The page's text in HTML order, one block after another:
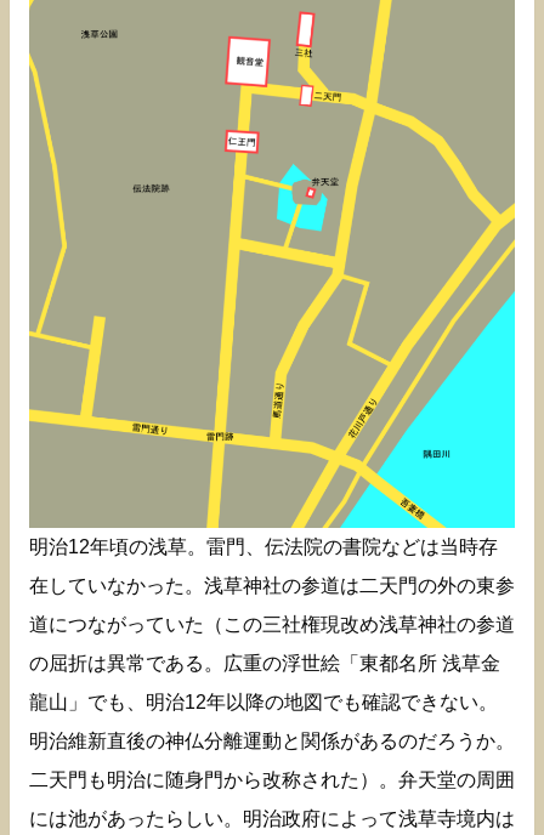
明治12年頃の浅草。雷門、伝法院の書院などは当時存
在していなかった。浅草神社の参道は二天門の外の東参
道につながっていた（この三社権現改め浅草神社の参道
の屈折は異常である。広重の浮世絵「東都名所 浅草金
龍山」でも、明治12年以降の地図でも確認できない。
明治維新直後の神仏分離運動と関係があるのだろうか。
二天門も明治に随身門から改称された）。弁天堂の周囲
には池があったらしい。明治政府によって浅草寺境内は